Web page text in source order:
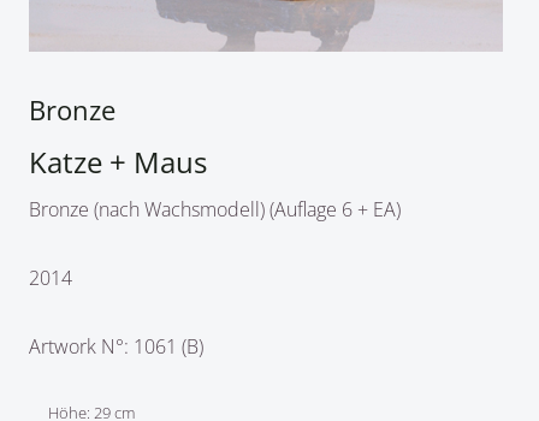
Bronze
Katze + Maus
Bronze (nach Wachsmodell) (Auflage 6 + EA)
2014
Artwork N°: 1061 (B)
Höhe: 29 cm